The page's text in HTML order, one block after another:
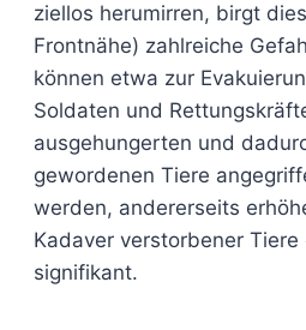
ziellos herumirren, birgt
Frontnähe) zahlreiche
können etwa zur
Soldaten und
ausgehungerten und
gewordenen Tiere
werden, andererseits
Kadaver verstorbener
signifikant.